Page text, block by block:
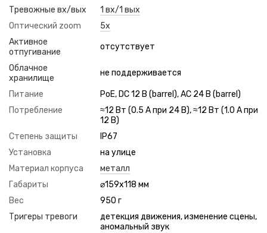
Тревожные вх/вых
1 вх/1 вых
Оптический zoom
5x
Активное
отпугивание
отсутствует
Облачное
хранилище
не поддерживается
Питание
PoE, DC 12 В (barrel), AC 24 В (barrel)
Потребление
≈12 Вт (0.5 А при 24 В), ≈12 Вт (1.0 А при
12 В)
Степень защиты
IP67
Установка
на улице
Материал корпуса
металл
Габариты
⌀159х118 мм
Вес
950 г
Тригеры тревоги
детекция движения, изменение сцены,
аномальный звук